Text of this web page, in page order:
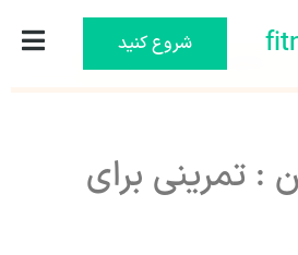
شروع کنید
از تنظیمات انتخاب نکرده‌اید.
: تمرینی برای